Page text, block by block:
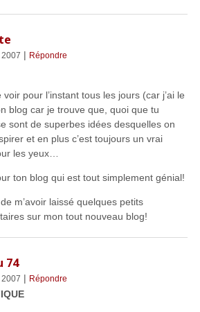
| Répondre
voir pour l’instant tous les jours (car j’ai le
blog car je trouve que, quoi que tu
sont de superbes idées desquelles on
et en plus c’est toujours un vrai
les yeux…
ton blog qui est tout simplement génial!
m’avoir laissé quelques petits
sur mon tout nouveau blog!
74
| Répondre